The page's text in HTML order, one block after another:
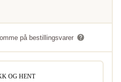
på bestillingsvarer
OG HENT